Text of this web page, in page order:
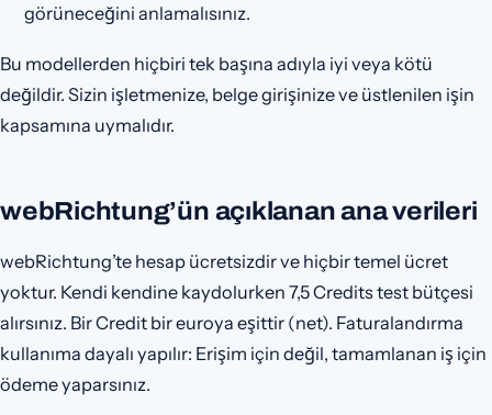
görüneceğini anlamalısınız.
Bu modellerden hiçbiri tek başına adıyla iyi veya kötü
değildir. Sizin işletmenize, belge girişinize ve üstlenilen işin
kapsamına uymalıdır.
webRichtung’ün açıklanan ana verileri
webRichtung’te hesap ücretsizdir ve hiçbir temel ücret
yoktur. Kendi kendine kaydolurken 7,5 Credits test bütçesi
alırsınız. Bir Credit bir euroya eşittir (net). Faturalandırma
kullanıma dayalı yapılır: Erişim için değil, tamamlanan iş için
ödeme yaparsınız.